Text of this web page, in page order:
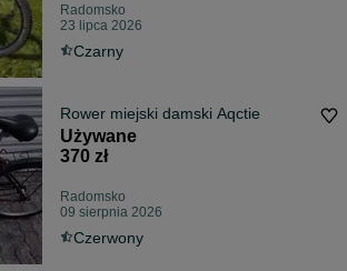
Radomsko
23 lipca 2026
Czarny
Rower miejski damski Aqctie
Używane
370 zł
Radomsko
09 sierpnia 2026
Czerwony